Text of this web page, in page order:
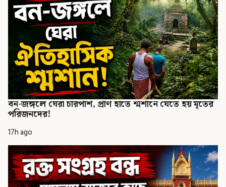
বন-জঙ্গলে ঘেরা চারপাশ, প্রাণ হাতে শ্মশানে যেতে হয় মৃতের
পরিজনদের!
17h ago